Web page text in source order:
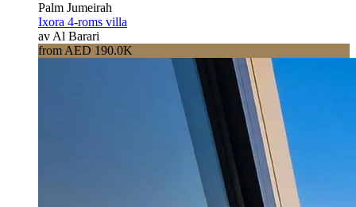
Palm Jumeirah
Ixora 4-roms villa
av Al Barari
from AED 190.0K